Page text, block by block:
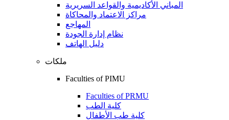
المباني الأكاديمية والقواعد السريرية
مراكز الاعتماد والمحاكاة
المهاجع
نظام إدارة الجودة
دليل الهاتف
ملكات
Faculties of PIMU
Faculties of PRMU
كلية الطب
كلية طب الأطفال